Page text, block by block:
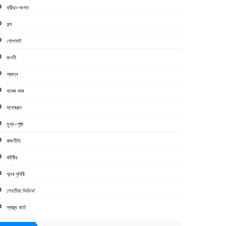
ক্রীড়া-জগত
গল্প
গোলাঘাট
জননী
প্ৰবন্ধ
বতৰৰ খবৰ
মনোৰঞ্জন
মুখ্য-পৃষ্ঠা
ৰাজনীতি
ৰাষ্ট্ৰীয়
শব্দৰ পৃথিবী
শেহতীয়া ভিডিঅ’
স্বাস্থ্য বাৰ্তা